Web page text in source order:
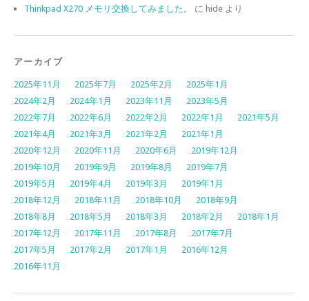
Thinkpad X270 メモリ交換してみました。
に hide より
アーカイブ
2025年11月 2025年7月 2025年2月
2025年1月
2024年2月
2024年1月 2023年11月
2023年5月
2022年7月
2022年6月 2022年2月 2022年1月
2021年5月
2021年4月
2021年3月 2021年2月
2021年1月
2020年12月
2020年11月 2020年6月
2019年12月
2019年10月
2019年9月 2019年8月
2019年7月
2019年5月
2019年4月 2019年3月
2019年1月
2018年12月
2018年11月 2018年10月
2018年9月
2018年8月
2018年5月 2018年3月 2018年2月
2018年1月
2017年12月
2017年11月 2017年8月
2017年7月
2017年5月
2017年2月 2017年1月
2016年12月
2016年11月